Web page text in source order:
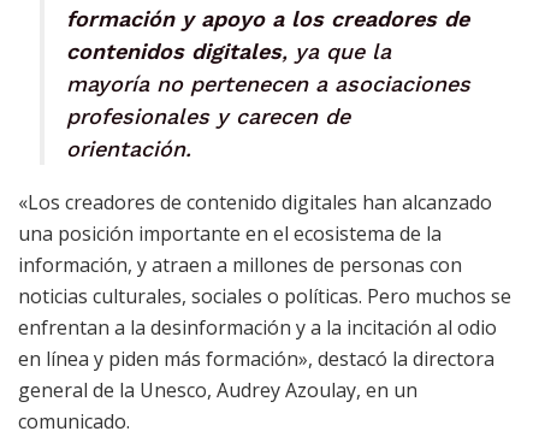
formación y apoyo a los creadores de
contenidos digitales, ya que la
mayoría no pertenecen a asociaciones
profesionales y carecen de
orientación.
«Los creadores de contenido digitales han alcanzado
una posición importante en el ecosistema de la
información, y atraen a millones de personas con
noticias culturales, sociales o políticas. Pero muchos se
enfrentan a la desinformación y a la incitación al odio
en línea y piden más formación», destacó la directora
general de la Unesco, Audrey Azoulay, en un
comunicado.